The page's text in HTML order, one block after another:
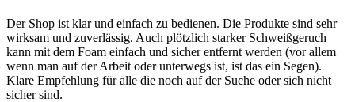
Der Shop ist klar und einfach zu bedienen. Die Produkte sind sehr
wirksam und zuverlässig. Auch plötzlich starker Schweißgeruch
kann mit dem Foam einfach und sicher entfernt werden (vor allem
wenn man auf der Arbeit oder unterwegs ist, ist das ein Segen).
Klare Empfehlung für alle die noch auf der Suche oder sich nicht
sicher sind.